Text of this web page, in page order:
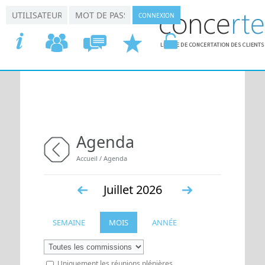
Agenda
Vous êtes ici
Accueil / Agenda
Juillet 2026
Préc.
SEMAINE MOIS ANNÉE